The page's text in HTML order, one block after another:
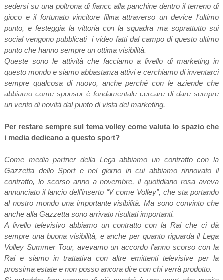
sedersi su una poltrona di fianco alla panchine dentro il terreno di
gioco e il fortunato vincitore filma attraverso un device l'ultimo
punto, e festeggia la vittoria con la squadra ma soprattutto sui
social vengono pubblicati i video fatti dal campo di questo ultimo
punto che hanno sempre un ottima visibilità.
Queste sono le attività che facciamo a livello di marketing in
questo mondo e siamo abbastanza attivi e cerchiamo di inventarci
sempre qualcosa di nuovo, anche perché con le aziende che
abbiamo come sponsor è fondamentale cercare di dare sempre
un vento di novità dal punto di vista del marketing.
Per restare sempre sul tema volley come valuta lo spazio che
i media dedicano a questo sport?
Come media partner della Lega abbiamo un contratto con la
Gazzetta dello Sport e nel giorno in cui abbiamo rinnovato il
contratto, lo scorso anno a novembre, il quotidiano rosa aveva
annunciato il lancio dell’inserto “V come Volley”, che sta portando
al nostro mondo una importante visibilità. Ma sono convinto che
anche alla Gazzetta sono arrivato risultati importanti.
A livello televisivo abbiamo un contratto con la Rai che ci dà
sempre una buona visibilità, e anche per quanto riguarda il Lega
Volley Summer Tour, avevamo un accordo l'anno scorso con la
Rai e siamo in trattativa con altre emittenti televisive per la
prossima estate e non posso ancora dire con chi verrà prodotto.